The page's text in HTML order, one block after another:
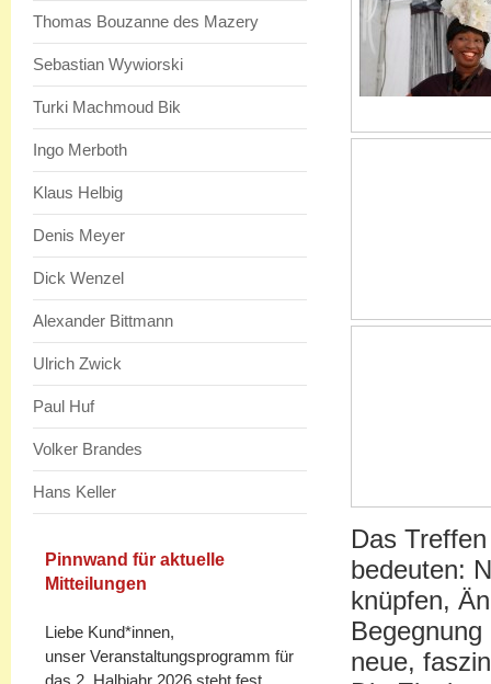
Thomas Bouzanne des Mazery
Sebastian Wywiorski
Turki Machmoud Bik
Ingo Merboth
Klaus Helbig
Denis Meyer
Dick Wenzel
Alexander Bittmann
Ulrich Zwick
Paul Huf
Volker Brandes
Hans Keller
Pinnwand für aktuelle
Mitteilungen
Liebe Kund*innen,
unser Veranstaltungsprogramm für
das 2. Halbjahr 2026 steht fest.
Das
bedeuten:
knüpfen,
neue,